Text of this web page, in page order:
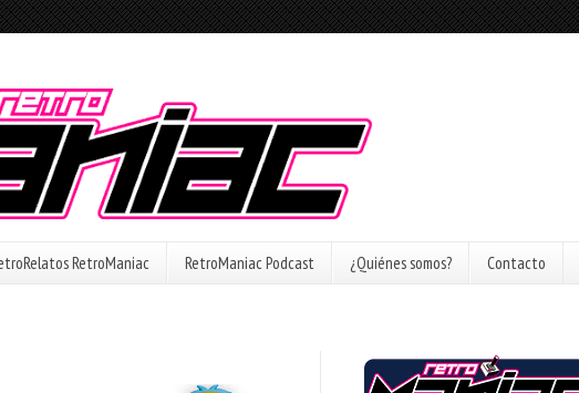
RetroManiac RetroManiac Podcast ¿Quiénes somos? Contacto